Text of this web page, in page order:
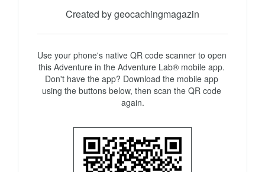
Created by geocachingmagazin
Use your phone's native QR code scanner to open
this Adventure in the Adventure Lab® mobile app.
Don't have the app? Download the mobile app
using the buttons below, then scan the QR code
again.